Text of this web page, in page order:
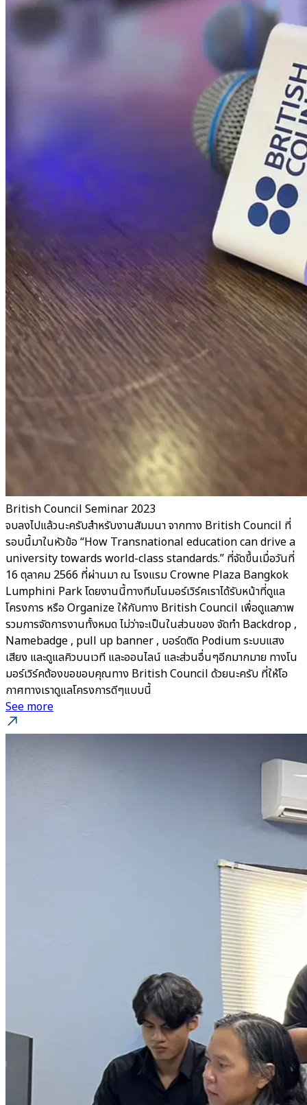
British Council Seminar 2023
จบลงไปแล้วนะครับสำหรับงานสัมมนา จากทาง British Council ที่
รอบนี้มาในหัวข้อ “How Transnational education can drive a
university towards world-class standards.” ที่จัดขึ้นเมื่อวันที่
16 ตุลาคม 2566 ที่ผ่านมา ณ โรงแรม Crowne Plaza Bangkok
Lumphini Park โดยงานนี้ทางทีมโนมอร์เวิร์คเราได้รับหน้าที่ดูแล
โครงการ หรือ Organize ให้กับทาง British Council เพื่อดูแลภาพ
รวมการจัดการงานทั้งหมด ไม่ว่าจะเป็นในส่วนของ จัดทำ Backdrop ,
Namebadge , pull up banner , บอร์ดติด Podium ระบบแสง
เสียง และดูแลคิวบนเวที และออนไลน์ และส่วนอื่นๆอีกมากมาย ทางโน
มอร์เวิร์คต้องขอขอบคุณทาง British Council ด้วยนะครับ ที่ให้โอ
กาศทางเราดูแลโครงการดีๆแบบนี้
See more